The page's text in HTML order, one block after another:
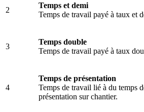
2
Temps et demi
Temps de travail payé à taux et
3
Temps double
Temps de travail payé à taux
4
Temps de présentation
Temps de travail lié à du temps
présentation sur chantier.